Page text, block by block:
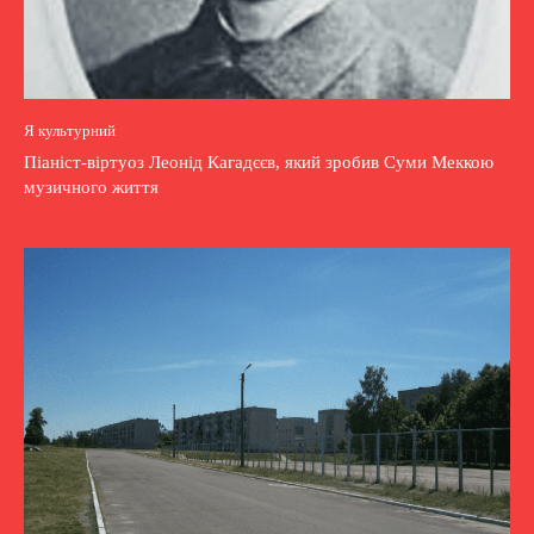
Я культурний
Піаніст-віртуоз Леонід Кагадєєв, який зробив Суми Меккою
музичного життя